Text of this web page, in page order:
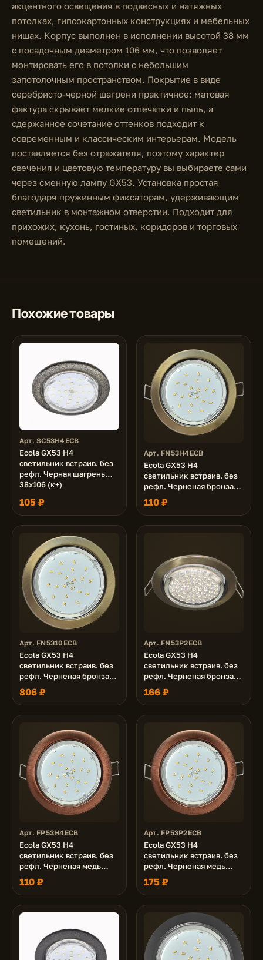
акцентного освещения в подвесных и натяжных
потолках, гипсокартонных конструкциях и мебельных
нишах. Корпус выполнен в исполнении высотой 38 мм
с посадочным диаметром 106 мм, что позволяет
монтировать его в потолки с небольшим
запотолочным пространством. Покрытие в виде
серебристо-черной шагрени практичное: матовая
фактура скрывает мелкие отпечатки и пыль, а
сдержанное сочетание оттенков подходит к
современным и классическим интерьерам. Модель
поставляется без отражателя, поэтому характер
свечения и цветовую температуру вы выбираете сами
через сменную лампу GX53. Установка простая
благодаря пружинным фиксаторам, удерживающим
светильник в монтажном отверстии. Подходит для
прихожих, кухонь, гостиных, коридоров и торговых
помещений.
Похожие товары
Арт. SC53H4ECB
Ecola GX53 H4
светильник встраив. без
рефл. Черная шагрень
38x106 (к+)
105 ₽
Арт. FN53H4ECB
Ecola GX53 H4
светильник встраив. без
рефл. Черненая бронза
38x106 (к+)
110 ₽
Арт. FN5310ECB
Ecola GX53 H4
светильник встраив. без
рефл. Черненая бронза
38x106 - 10 pack (кd102)
806 ₽
Арт. FN53P2ECB
Ecola GX53 H4
светильник встраив. без
рефл. Черненая бронза
38x106 - 2pack (кd102)
166 ₽
Арт. FP53H4ECB
Ecola GX53 H4
светильник встраив. без
рефл. Черненая медь
38x106 (к+)
110 ₽
Арт. FP53P2ECB
Ecola GX53 H4
светильник встраив. без
рефл. Черненая медь
38x106 - 2pack (кd102)
175 ₽